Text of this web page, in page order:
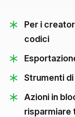
Per i
codici
Strumenti
Azioni in
risparmiare